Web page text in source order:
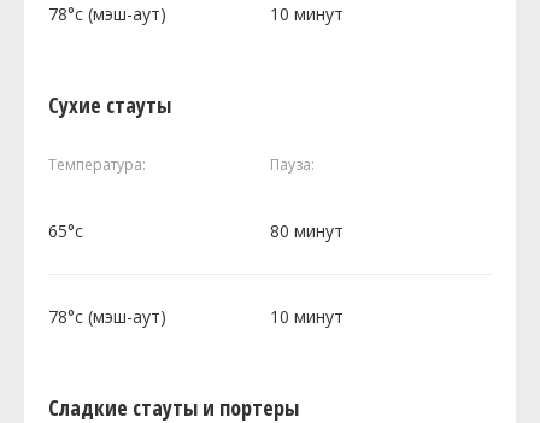
78°c (мэш-аут) 10 минут
Сухие стауты
Температура: Пауза:
65°c 80 минут
78°c (мэш-аут) 10 минут
Сладкие стауты и портеры